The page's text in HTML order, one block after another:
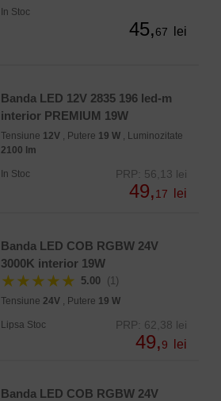
In Stoc
45,67 lei
Banda LED 12V 2835 196 led-m
interior PREMIUM 19W
Tensiune 12V , Putere 19 W , Luminozitate
2100 lm
In Stoc PRP: 56,13 lei
49,17 lei
Banda LED COB RGBW 24V
3000K interior 19W
★★★★★ 5.00 (1)
Tensiune 24V , Putere 19 W
Lipsa Stoc PRP: 62,38 lei
49,9 lei
Banda LED COB RGBW 24V